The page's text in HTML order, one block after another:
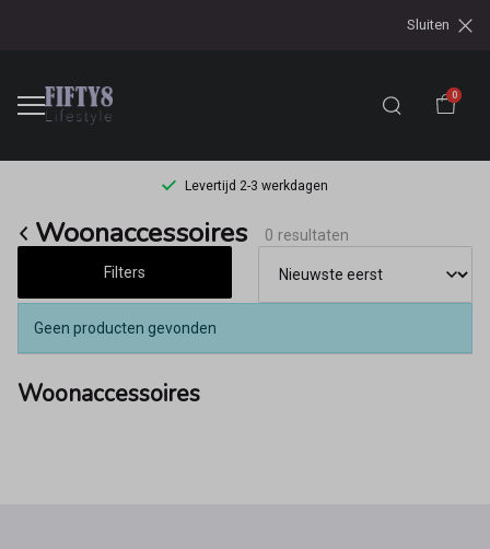
Sluiten
0
Levertijd 2-3 werkdagen
Woonaccessoires
Fifty8
Woonaccessoires 0 resultaten
Filters
Geen producten gevonden
Woonaccessoires